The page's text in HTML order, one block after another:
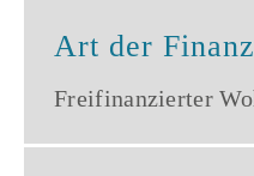
Art der
Freifinanzierter